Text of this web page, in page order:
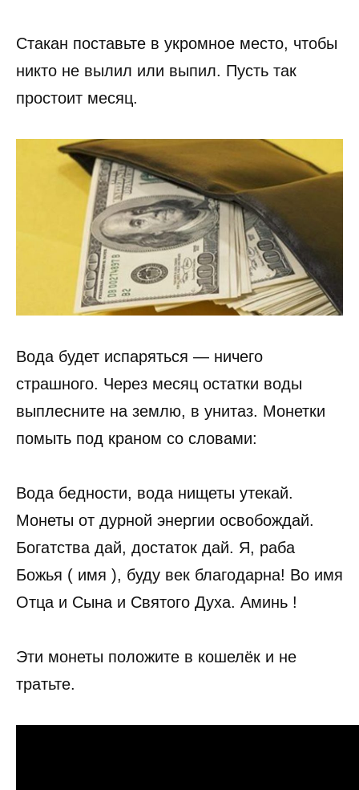
Стакан поставьте в укромное место, чтобы
никто не вылил или выпил. Пусть так
простоит месяц.
Вода будет испаряться — ничего
страшного. Через месяц остатки воды
выплесните на землю, в унитаз. Монетки
помыть под краном со словами:
Вода бедности, вода нищеты утекай.
Монеты от дурной энергии освобождай.
Богатства дай, достаток дай. Я, раба
Божья ( имя ), буду век благодарна! Во имя
Отца и Сына и Святого Духа. Аминь !
Эти монеты положите в кошелёк и не
тратьте.